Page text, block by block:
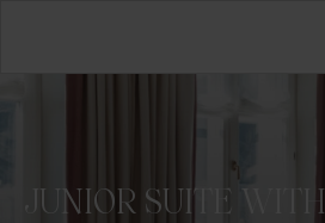
JUNIOR SUITE WITH